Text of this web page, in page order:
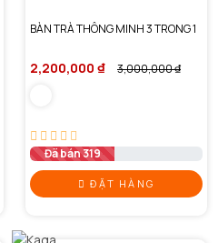
BÀN TRÀ THÔNG MINH 3 TRONG 1
2,200,000 ₫ 3,000,000 ₫
Đã bán 319
ĐẶT HÀNG